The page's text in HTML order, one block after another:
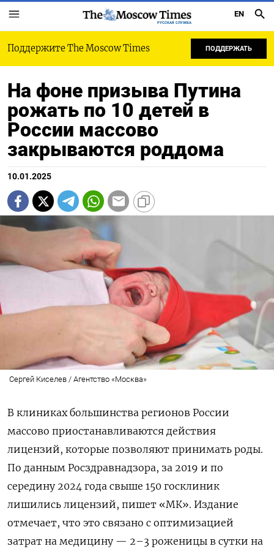
РУССКАЯ СЛУЖБА
EN
Поддержите The Moscow Times ПОДДЕРЖАТЬ
На фоне призыва Путина
рожать по 10 детей в
России массово
закрываются роддома
10.01.2025
Сергей Киселев / Агентство «Москва»
В клиниках большинства регионов России
массово приостанавливаются действия
лицензий, которые позволяют принимать роды.
По данным Росздравнадзора, за 2019 и по
середину 2024 года свыше 150 госклиник
лишились лицензий, пишет «МК». Издание
отмечает, что это связано с оптимизацией
затрат на медицину — 2–3 роженицы в сутки на